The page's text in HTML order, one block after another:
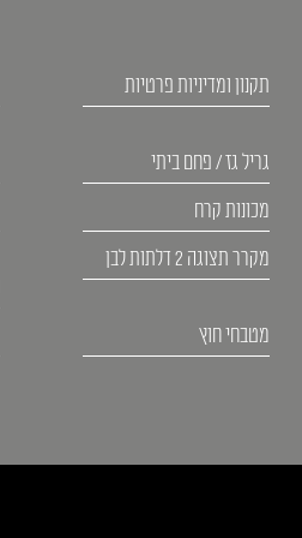
תקנון ומדיניות פרטיות
גריל גז / פחם ביתי
מכונות קרח
מקרר תצוגה 2 דלתות לבן
מטבחי חוץ